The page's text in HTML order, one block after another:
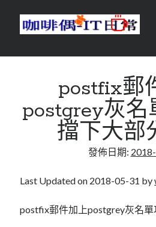
咖
IT
資
backup
container database
docker
postfix郵
postgrey灰名
擋下大部
發佈日期:
Last Updated on 2018-05-31 by
postfix郵件加上postgrey灰名單